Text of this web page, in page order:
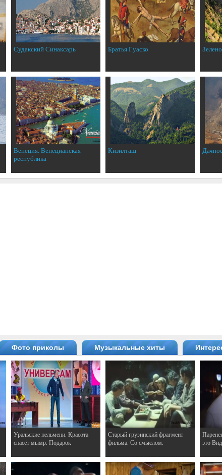
Судакский Синаксарь Братья Гуаско
Венеция. Венецианская
республика
Кизилташ
Фото приколы Музыкальные хиты
Уральские пельмени. Красота
спасёт мымр. Подарок
Старый грузинский фрагмент
фильма. Со смыслом.
это